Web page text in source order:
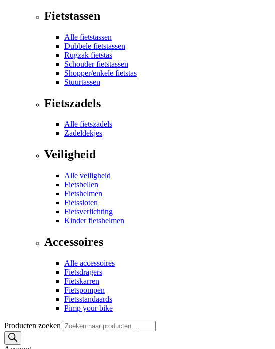
Fietstassen
Alle fietstassen
Dubbele fietstassen
Rugzak fietstas
Schouder fietstassen
Shopper/enkele fietstas
Stuurtassen
Fietszadels
Alle fietszadels
Zadeldekjes
Veiligheid
Alle veiligheid
Fietsbellen
Fietshelmen
Fietssloten
Fietsverlichting
Kinder fietshelmen
Accessoires
Alle accessoires
Fietsdragers
Fietskarren
Fietspompen
Fietsstandaards
Pimp your bike
Producten zoeken